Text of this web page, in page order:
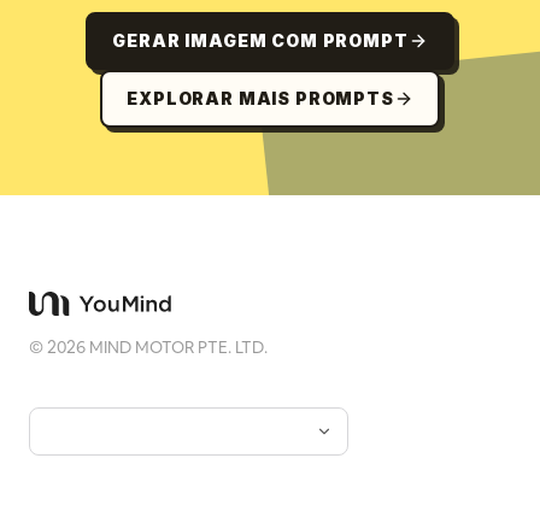
GERAR IMAGEM COM PROMPT
EXPLORAR MAIS PROMPTS
©2026 MIND MOTOR PTE. LTD.